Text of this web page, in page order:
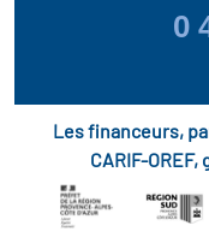
0
Les financeurs,
CARIF-